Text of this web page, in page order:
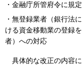
・金融庁所管府令に規
・無登録業者（銀行法
ける資金移動業の登録
者）への対応
具体的な改正の内容